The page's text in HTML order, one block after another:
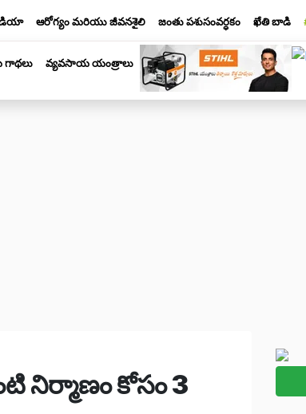
ఆరోగ్యం మరియు జీవనశైలి జంతు పశుసంవర్ధకం ఖేతి బాడి
వ్యవసాయ యంత్రాలు
నిర్మాణం కోసం 3